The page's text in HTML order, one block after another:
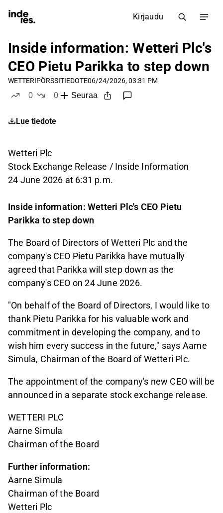
Kirjaudu
Inside information: Wetteri Plc's
CEO Pietu Parikka to step down
WETTERIPÖRSSITIEDOTE06/24/2026, 03:31 PM
0
0
Seuraa
Lue tiedote
Wetteri Plc
Stock Exchange Release / Inside Information
24 June 2026 at 6:31 p.m.
Inside information: Wetteri Plc's CEO Pietu
Parikka to step down
The Board of Directors of Wetteri Plc and the
company's CEO Pietu Parikka have mutually
agreed that Parikka will step down as the
company's CEO on 24 June 2026.
"On behalf of the Board of Directors, I would like to
thank Pietu Parikka for his valuable work and
commitment in developing the company, and to
wish him every success in the future," says Aarne
Simula, Chairman of the Board of Wetteri Plc.
The appointment of the company's new CEO will be
announced in a separate stock exchange release.
WETTERI PLC
Aarne Simula
Chairman of the Board
Further information:
Aarne Simula
Chairman of the Board
Wetteri Plc